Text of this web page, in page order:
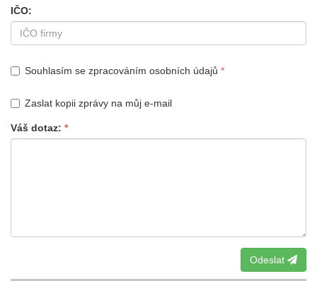
IČO
Souhlasím se zpracováním osobních údajů
Zaslat kopii zprávy na můj e-mail
Váš dotaz
Odeslat